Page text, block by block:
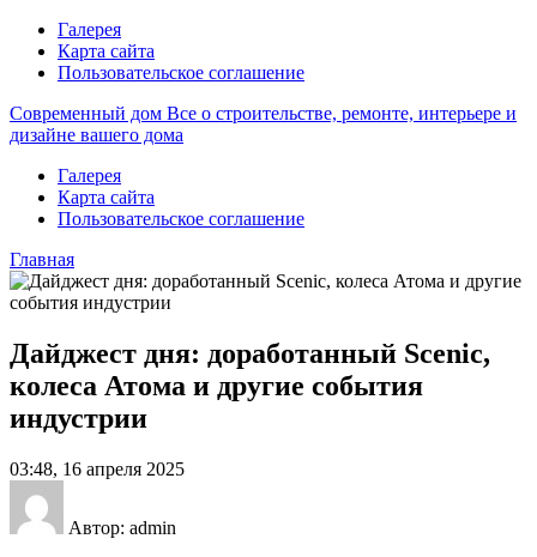
Галерея
Карта сайта
Пользовательское соглашение
Современный дом Все о строительстве, ремонте, интерьере и
дизайне вашего дома
Галерея
Карта сайта
Пользовательское соглашение
Главная
Дайджест дня: доработанный Scenic,
колеса Атома и другие события
индустрии
03:48, 16 апреля 2025
Автор: admin